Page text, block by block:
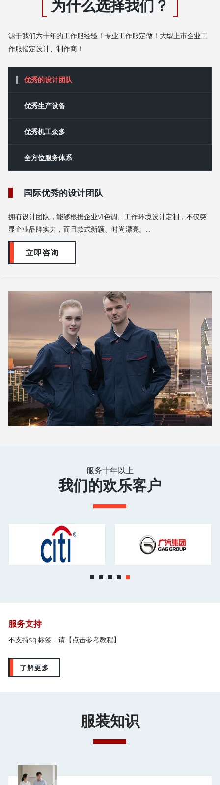
为什么选择我们？
源于我们六十年的工作服经验！专业工作服定做！大型上市企业工
作服指定设计、制作商！
优秀的设计团队
‌优秀‌生产设备
优秀机工众多
全方位服务体系
国际优秀的设计团队
拥有设计团队，能够根据企业VI色调、工作环境设计定制，不仅突
显企业品牌实力，而且款式新颖、时尚漂亮。...
立即咨询
服务十年以上
我们的欢乐客户
服务支持
不支持sql标签，请 【点击参考教程】
了解更多
服装知识